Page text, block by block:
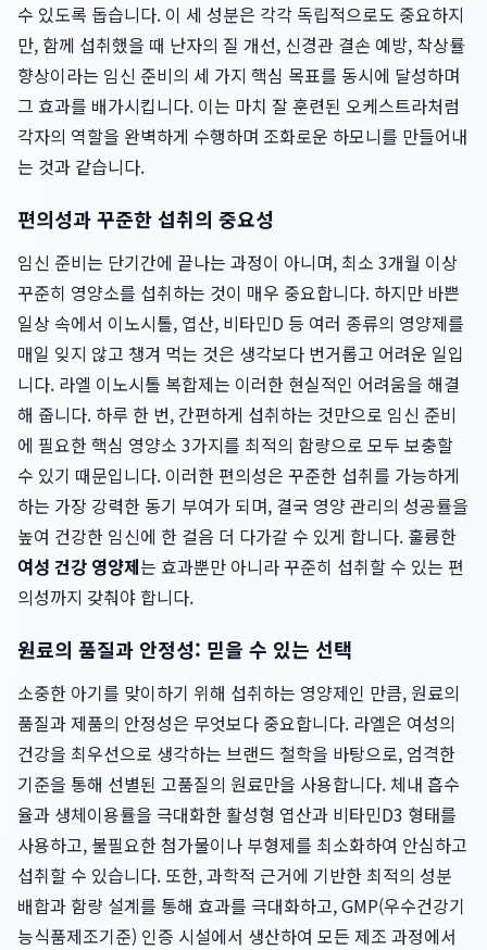
수 있도록 돕습니다. 이 세 성분은 각각 독립적으로도 중요하지
만, 함께 섭취했을 때 난자의 질 개선, 신경관 결손 예방, 착상률
향상이라는 임신 준비의 세 가지 핵심 목표를 동시에 달성하며
그 효과를 배가시킵니다. 이는 마치 잘 훈련된 오케스트라처럼
각자의 역할을 완벽하게 수행하며 조화로운 하모니를 만들어내
는 것과 같습니다.
편의성과 꾸준한 섭취의 중요성
임신 준비는 단기간에 끝나는 과정이 아니며, 최소 3개월 이상
꾸준히 영양소를 섭취하는 것이 매우 중요합니다. 하지만 바쁜
일상 속에서 이노시톨, 엽산, 비타민D 등 여러 종류의 영양제를
매일 잊지 않고 챙겨 먹는 것은 생각보다 번거롭고 어려운 일입
니다. 라엘 이노시톨 복합제는 이러한 현실적인 어려움을 해결
해 줍니다. 하루 한 번, 간편하게 섭취하는 것만으로 임신 준비
에 필요한 핵심 영양소 3가지를 최적의 함량으로 모두 보충할
수 있기 때문입니다. 이러한 편의성은 꾸준한 섭취를 가능하게
하는 가장 강력한 동기 부여가 되며, 결국 영양 관리의 성공률을
높여 건강한 임신에 한 걸음 더 다가갈 수 있게 합니다. 훌륭한
여성 건강 영양제는 효과뿐만 아니라 꾸준히 섭취할 수 있는 편
의성까지 갖춰야 합니다.
원료의 품질과 안정성: 믿을 수 있는 선택
소중한 아기를 맞이하기 위해 섭취하는 영양제인 만큼, 원료의
품질과 제품의 안정성은 무엇보다 중요합니다. 라엘은 여성의
건강을 최우선으로 생각하는 브랜드 철학을 바탕으로, 엄격한
기준을 통해 선별된 고품질의 원료만을 사용합니다. 체내 흡수
율과 생체이용률을 극대화한 활성형 엽산과 비타민D3 형태를
사용하고, 불필요한 첨가물이나 부형제를 최소화하여 안심하고
섭취할 수 있습니다. 또한, 과학적 근거에 기반한 최적의 성분
배합과 함량 설계를 통해 효과를 극대화하고, GMP(우수건강기
능식품제조기준) 인증 시설에서 생산하여 모든 제조 과정에서